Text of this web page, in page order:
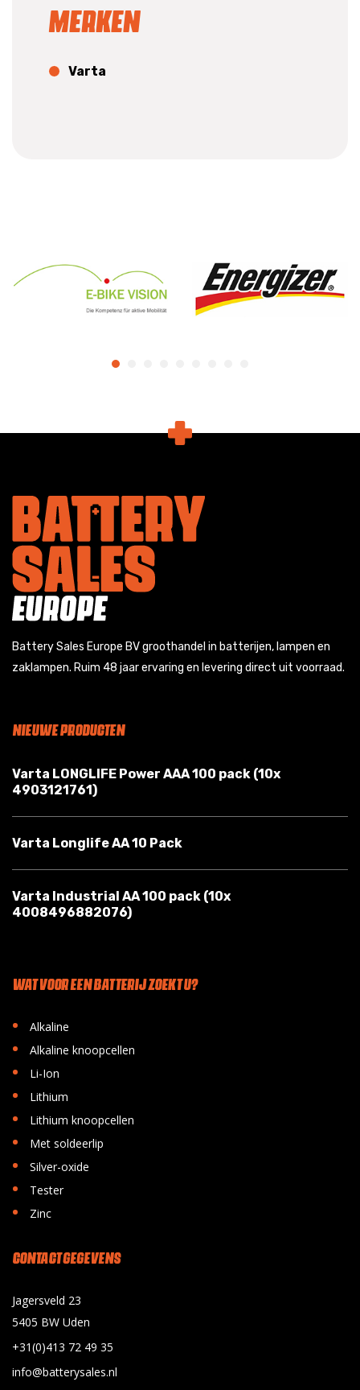
Merken
Varta
Battery Sales Europe BV groothandel in batterijen, lampen en
zaklampen. Ruim 48 jaar ervaring en levering direct uit voorraad.
NIEUWE PRODUCTEN
Varta LONGLIFE Power AAA 100 pack (10x
4903121761)
Varta Longlife AA 10 Pack
Varta Industrial AA 100 pack (10x
4008496882076)
WAT VOOR EEN BATTERIJ ZOEKT U?
• Alkaline
• Alkaline knoopcellen
• Li-Ion
• Lithium
• Lithium knoopcellen
• Met soldeerlip
• Silver-oxide
• Tester
• Zinc
CONTACT GEGEVENS
Jagersveld 23
5405 BW Uden
+31(0)413 72 49 35
info@batterysales.nl